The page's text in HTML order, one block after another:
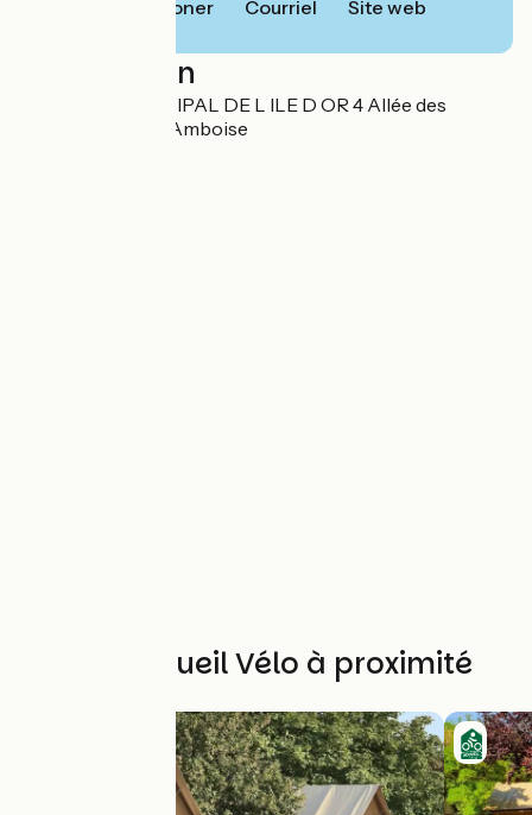
Téléphoner Courriel Site web
Localisation
CAMPING MUNICIPAL DE L ILE D OR 4 Allée des
Mariniers 37400 Amboise
Autres Accueil Vélo à proximité